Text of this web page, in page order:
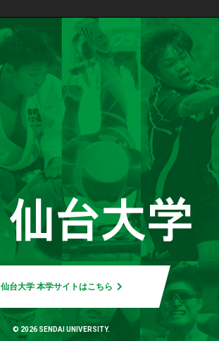
仙台大学 本学サイトはこちら
© 2026 SENDAI UNIVERSITY.